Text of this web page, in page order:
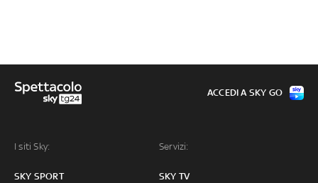
I siti Sky:
SKY SPORT
Servizi:
SKY TV
ACCEDI A SKY GO